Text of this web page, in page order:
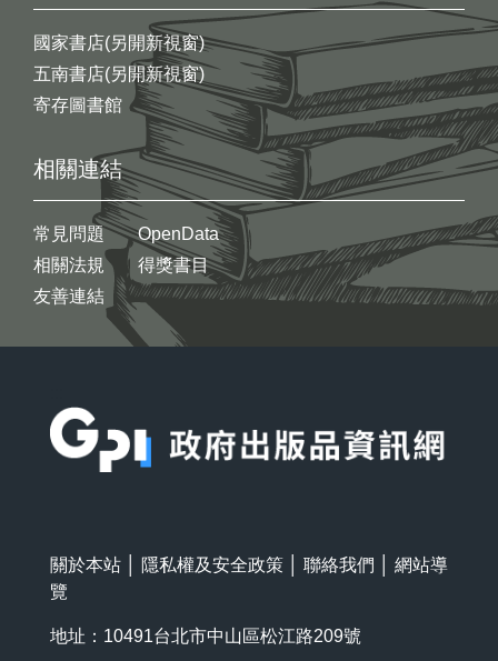
國家書店(另開新視窗)
五南書店(另開新視窗)
寄存圖書館
相關連結
常見問題
相關法規
友善連結
OpenData
得獎書目
關於本站 隱私權及安全政策 聯絡我們
網站導
覽
地址：10491台北市中山區松江路209號